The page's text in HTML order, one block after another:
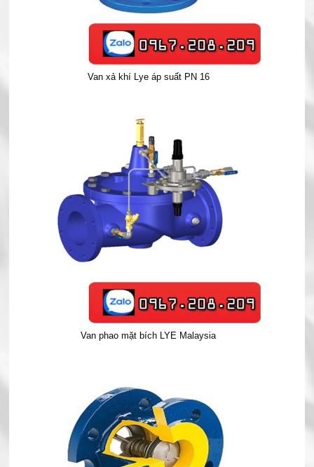
Van xả khí Lye áp suất PN 16
Van phao mặt bích LYE Malaysia